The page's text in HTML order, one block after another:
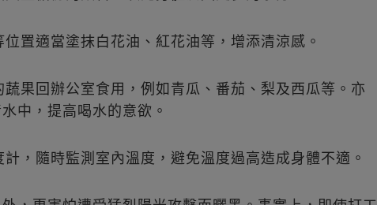
置適當塗抹白花油、紅花油等，增添清涼感。
果回辦公室食用，例如青瓜、番茄、梨及西瓜等。亦
中，提高喝水的意欲。
，隨時監測室內溫度，避免溫度過高造成身體不適。